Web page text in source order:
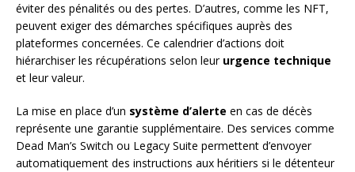
éviter des pénalités ou des pertes. D’autres, comme les NFT,
peuvent exiger des démarches spécifiques auprès des
plateformes concernées. Ce calendrier d’actions doit
hiérarchiser les récupérations selon leur urgence technique
et leur valeur.
La mise en place d’un système d’alerte en cas de décès
représente une garantie supplémentaire. Des services comme
Dead Man’s Switch ou Legacy Suite permettent d’envoyer
automatiquement des instructions aux héritiers si le détenteur